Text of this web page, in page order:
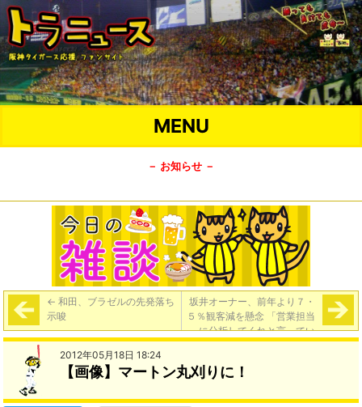
MENU
－ お知らせ －
← 和田、ブラゼルの先発落ち
示唆
坂井オーナー、前年より７・
５％観客減を懸念 「営業担当
に分析してくれと言ってい
る」→
2012年05月18日 18:24
【画像】マートン丸刈りに！